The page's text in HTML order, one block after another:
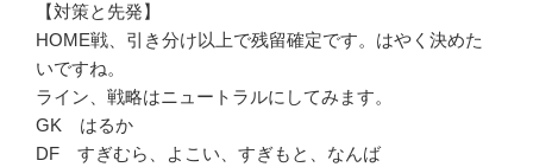
【対策と先発】
HOME戦、引き分け以上で残留確定です。はやく決めた
いですね。
ライン、戦略はニュートラルにしてみます。
GK はるか
DF すぎむら、よこい、すぎもと、なんば